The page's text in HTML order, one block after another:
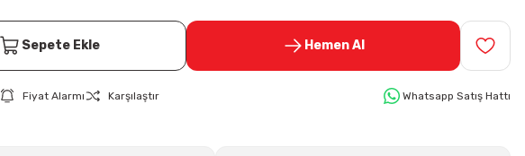
Sepete Ekle Hemen Al
Fiyat Alarmı Karşılaştır Whatsapp Satış Hattı